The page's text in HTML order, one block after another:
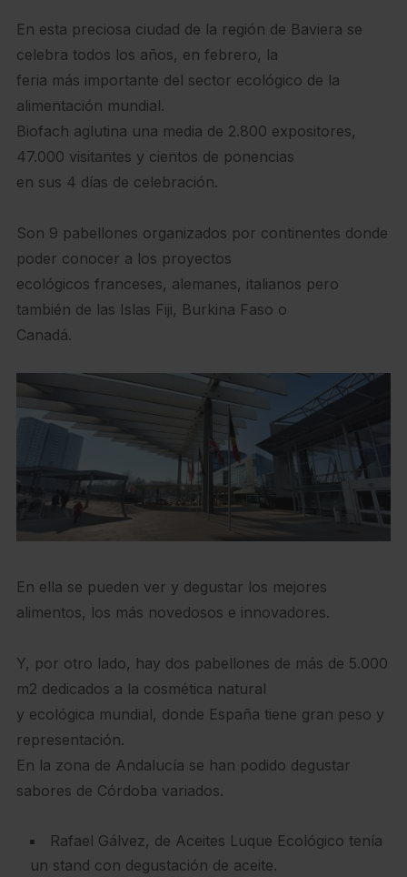
En esta preciosa ciudad de la región de Baviera se
celebra todos los años, en febrero, la
feria más importante del sector ecológico de la
alimentación mundial.
Biofach aglutina una media de 2.800 expositores,
47.000 visitantes y cientos de ponencias
en sus 4 días de celebración.
Son 9 pabellones organizados por continentes donde
poder conocer a los proyectos
ecológicos franceses, alemanes, italianos pero
también de las Islas Fiji, Burkina Faso o
Canadá.
En ella se pueden ver y degustar los mejores
alimentos, los más novedosos e innovadores.
Y, por otro lado, hay dos pabellones de más de 5.000
m2 dedicados a la cosmética natural
y ecológica mundial, donde España tiene gran peso y
representación.
En la zona de Andalucía se han podido degustar
sabores de Córdoba variados.
Rafael Gálvez, de Aceites Luque Ecológico tenía
un stand con degustación de aceite.